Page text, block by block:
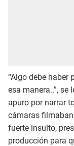
“Algo debe haber
esa manera..”, se
apuro por narrar
cámaras
fuerte insulto,
producción para